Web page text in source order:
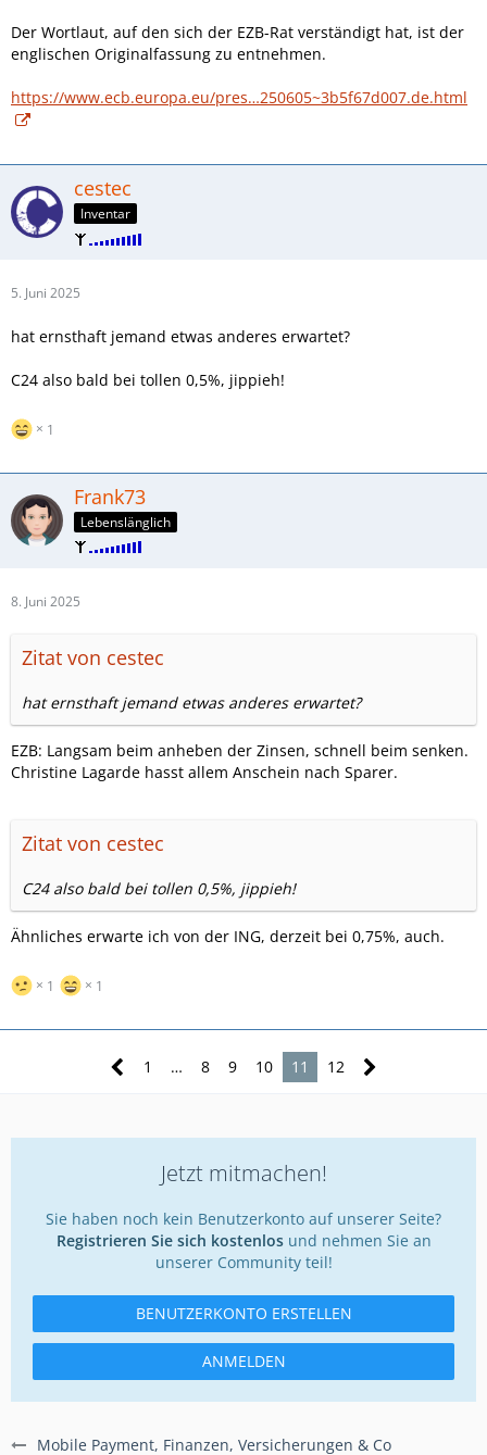
Mobile Payment, Finanzen, Versicherungen & Co
Der Wortlaut, auf den sich der EZB-Rat verständigt hat, ist der
englischen Originalfassung zu entnehmen.
https://www.ecb.europa.eu/pres…250605~3b5f67d007.de.html
cestec
Inventar
5. Juni 2025
hat ernsthaft jemand etwas anderes erwartet?
C24 also bald bei tollen 0,5%, jippieh!
1
Frank73
Lebenslänglich
8. Juni 2025
Zitat von cestec
hat ernsthaft jemand etwas anderes erwartet?
EZB: Langsam beim anheben der Zinsen, schnell beim senken.
Christine Lagarde hasst allem Anschein nach Sparer.
Zitat von cestec
C24 also bald bei tollen 0,5%, jippieh!
Ähnliches erwarte ich von der ING, derzeit bei 0,75%, auch.
1 1
1 … 8 9 10 11 12
Jetzt mitmachen!
Sie haben noch kein Benutzerkonto auf unserer Seite?
Registrieren Sie sich kostenlosund nehmen Sie an
unserer Community teil!
BENUTZERKONTO ERSTELLEN
ANMELDEN